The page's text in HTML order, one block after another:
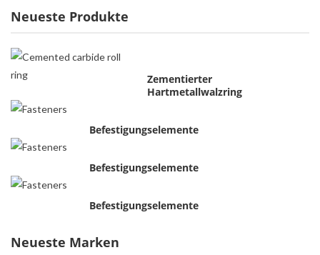
Neueste Produkte
Zementierter
Hartmetallwalzring
Befestigungselemente
Befestigungselemente
Befestigungselemente
Neueste Marken